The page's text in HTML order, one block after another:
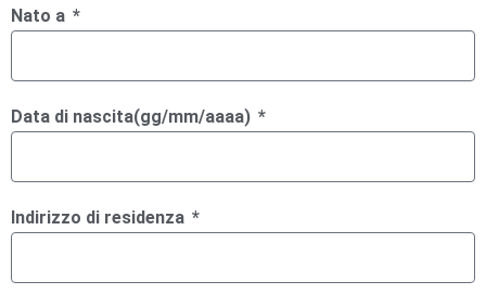
Nato a
Data di nascita(gg/mm/aaaa)
Indirizzo di residenza